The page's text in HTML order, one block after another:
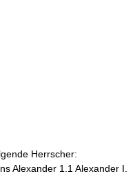
Herrscher:
Alexander 1.1 Alexander I.